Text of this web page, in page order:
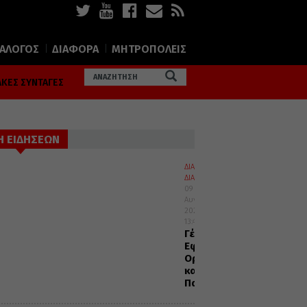
ΔΙΑΦΟΡΑ ΜΗΤΡΟΠΟΛΕΙΣ
ΣΥΝΤΑΓΕΣ
ΕΙΔΗΣΕΩΝ
ΔΙΑΛΟΓΟΣ
ΔΙΑΦΟΡΑ
09
Αυγούστου
2026
13:40
Γέρων
Εφραίμ:
Ορθοδοξία
και
Παπισμός